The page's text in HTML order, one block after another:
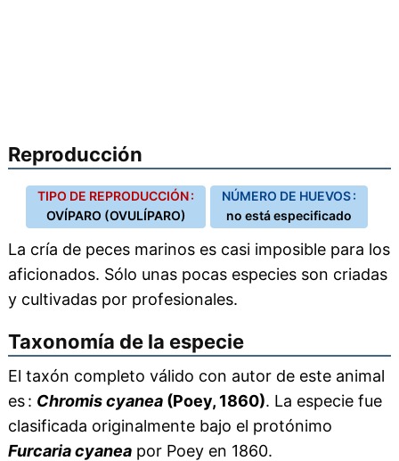
Reproducción
TIPO DE REPRODUCCIÓN :
OVÍPARO (OVULÍPARO)
NÚMERO DE HUEVOS :
no está especificado
La cría de peces marinos es casi imposible para los
aficionados. Sólo unas pocas especies son criadas
y cultivadas por profesionales.
Taxonomía de la especie
El taxón completo válido con autor de este animal
es : Chromis cyanea(Poey, 1860). La especie fue
clasificada originalmente bajo el protónimo
Furcaria cyaneapor Poey en 1860.